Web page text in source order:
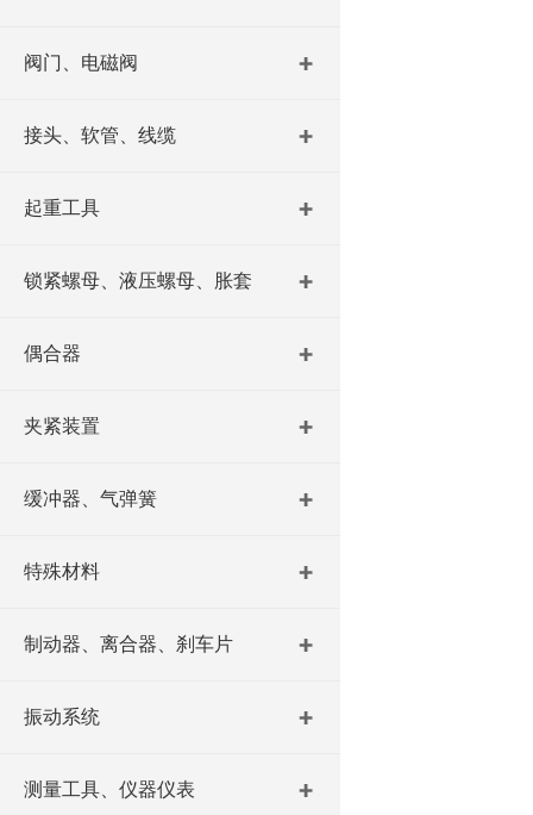
阀门、电磁阀
接头、软管、线缆
起重工具
锁紧螺母、液压螺母、胀套
偶合器
夹紧装置
缓冲器、气弹簧
特殊材料
制动器、离合器、刹车片
振动系统
测量工具、仪器仪表